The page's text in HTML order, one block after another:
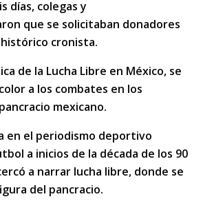
días, colegas y
que se solicitaban donadores
cronista.
de la Lucha Libre en México, se
a los combates en los
mexicano.
en el periodismo deportivo
a inicios de la década de los 90
a narrar lucha libre, donde se
del pancracio.